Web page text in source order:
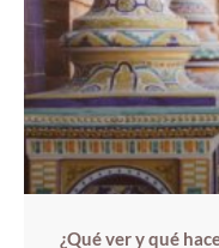
¿Qué ver y qué